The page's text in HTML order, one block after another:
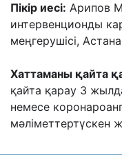
Пікір иесі: Арипов
интервенционды
меңгерушісі,
Хаттаманы қайта
қайта қарау 3
немесе
мәліметтертүскен